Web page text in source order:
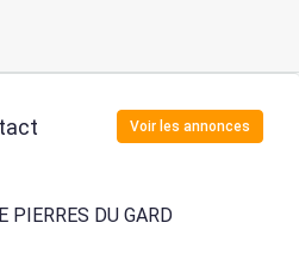
Voir les annonces
PIERRES DU GARD